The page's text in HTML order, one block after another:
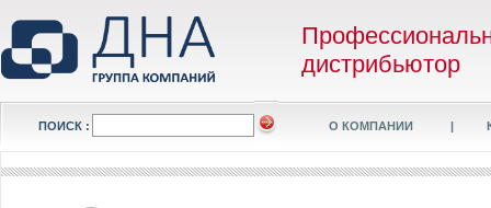
дистрибьютор
ПОИСК : О КОМПАНИИ |